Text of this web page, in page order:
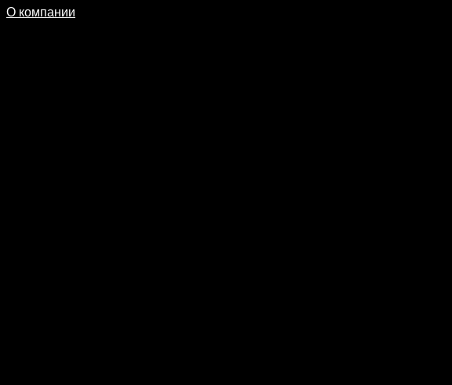
О компании